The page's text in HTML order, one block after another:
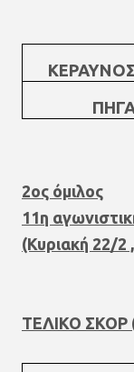
2ος όμιλος
11η
(Κυριακή 22/2
ΤΕΛΙΚΟ